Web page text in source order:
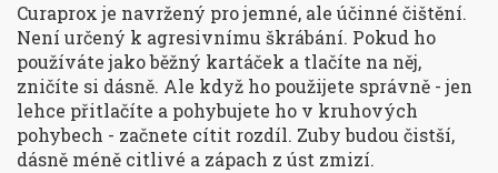
Curaprox je navržený pro jemné, ale účinné čištění.
Není určený k agresivnímu škrábání. Pokud ho
používáte jako běžný kartáček a tlačíte na něj,
zničíte si dásně. Ale když ho použijete správně - jen
lehce přitlačíte a pohybujete ho v kruhových
pohybech - začnete cítit rozdíl. Zuby budou čistší,
dásně méně citlivé a zápach z úst zmizí.